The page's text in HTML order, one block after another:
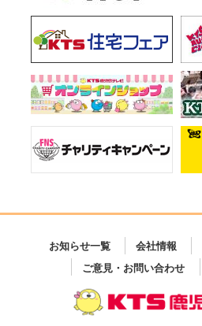
お知らせ一覧 会社情報
ご意見・お問い合わせ